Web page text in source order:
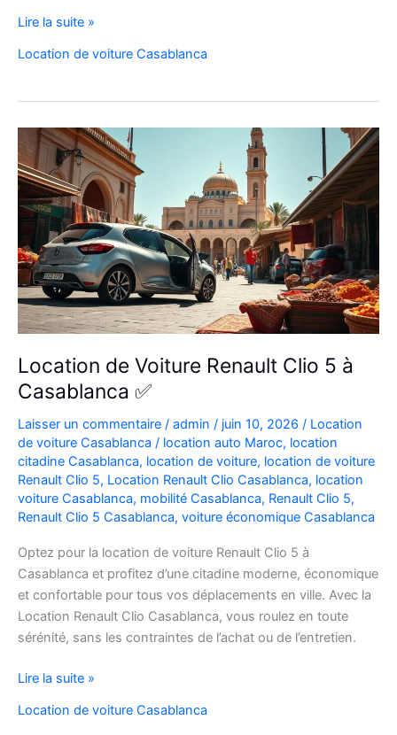
Location
Corsa
Aéroport
|
Location
Voiture
Casablanca
Lire la suite »
Location de voiture Casablanca
Location de Voiture Renault Clio 5 à
Casablanca ✅
Laisser un commentaire / admin / juin 10, 2026 / Location
de voiture Casablanca / location auto Maroc, location
citadine Casablanca, location de voiture, location de voiture
Renault Clio 5, Location Renault Clio Casablanca, location
voiture Casablanca, mobilité Casablanca, Renault Clio 5,
Renault Clio 5 Casablanca, voiture économique Casablanca
Optez pour la location de voiture Renault Clio 5 à
Casablanca et profitez d’une citadine moderne, économique
et confortable pour tous vos déplacements en ville. Avec la
Location Renault Clio Casablanca, vous roulez en toute
sérénité, sans les contraintes de l’achat ou de l’entretien.
Location
Voiture
Lire la suite »
Location de voiture Casablanca